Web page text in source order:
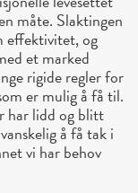
måte. Slaktingen
effektivitet, og
et marked
rigide regler for
er mulig å få til.
har lidd og blitt
å få tak i
vi har behov